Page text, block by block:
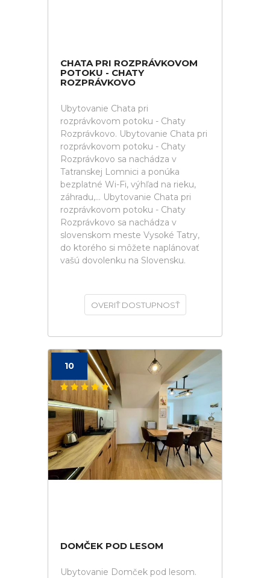
CHATA PRI ROZPRÁVKOVOM
POTOKU - CHATY
ROZPRÁVKOVO
Ubytovanie Chata pri
rozprávkovom potoku - Chaty
Rozprávkovo. Ubytovanie Chata pri
rozprávkovom potoku - Chaty
Rozprávkovo sa nachádza v
Tatranskej Lomnici a ponúka
bezplatné Wi-Fi, výhľad na rieku,
záhradu,... Ubytovanie Chata pri
rozprávkovom potoku - Chaty
Rozprávkovo sa nachádza v
slovenskom meste Vysoké Tatry,
do ktorého si môžete naplánovať
vašú dovolenku na Slovensku.
OVERIŤ DOSTUPNOSŤ
10
DOMČEK POD LESOM
Ubytovanie Domček pod lesom.